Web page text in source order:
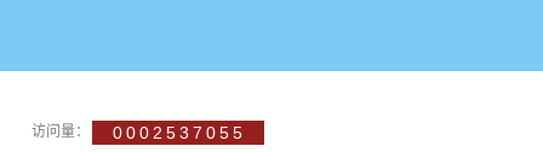
访问量： 0002537055